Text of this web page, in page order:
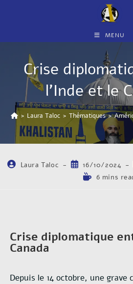
MENU
Crise
l’Inde et le
> Laura Taloc > Thématiques >
Laura Taloc 16/10/2024
6 mins
Crise diplomatique
Canada
Depuis le 14 octobre, une grave